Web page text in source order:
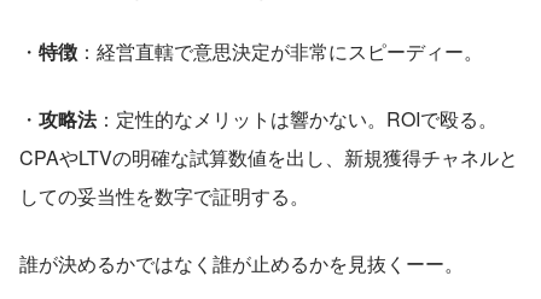
・ 特徴 ：経営直轄で意思決定が非常にスピーディー。
・ 攻略法：定性的なメリットは響かない。ROIで殴る。
CPAやLTVの明確な試算数値を出し、新規獲得チャネルと
しての妥当性を数字で証明する。
誰が決めるかではなく誰が止めるかを見抜くーー。